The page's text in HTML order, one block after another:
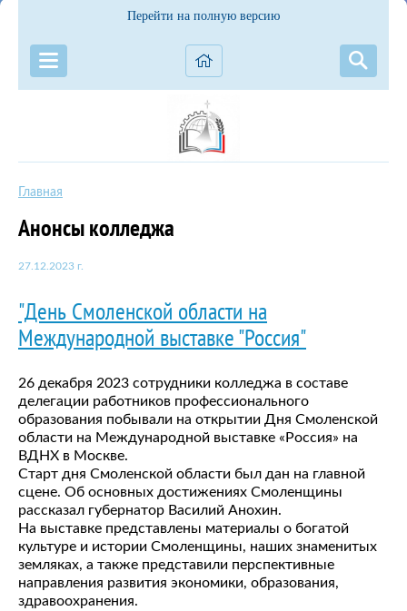
Перейти на полную версию
Главная
Анонсы колледжа
27.12.2023 г.
"День Смоленской области на
Международной выставке "Россия"
26 декабря 2023 сотрудники колледжа в составе
делегации работников профессионального
образования побывали на открытии Дня Смоленской
области на Международной выставке «Россия» на
ВДНХ в Москве.
Старт дня Смоленской области был дан на главной
сцене. Об основных достижениях Смоленщины
рассказал губернатор Василий Анохин.
На выставке представлены материалы о богатой
культуре и истории Смоленщины, наших знаменитых
земляках, а также представили перспективные
направления развития экономики, образования,
здравоохранения.